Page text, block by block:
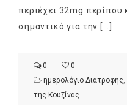
περιέχει 32mg περίπου
σημαντικό για την […]
0
0
ημερολόγιο Διατροφής,
της Κουζίνας